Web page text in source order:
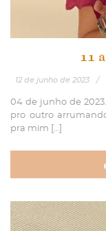
11
12 de junho de 2023 /
04 de junho de
pro outro
pra mim […]